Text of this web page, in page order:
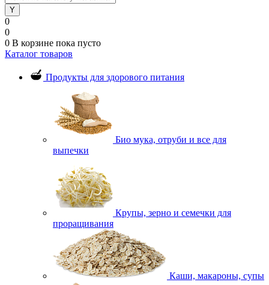
0
0
0 В корзине пока пусто
Каталог товаров
Продукты для здорового питания
Био мука, отруби и все для
выпечки
Крупы, зерно и семечки для
проращивания
Каши, макароны, супы